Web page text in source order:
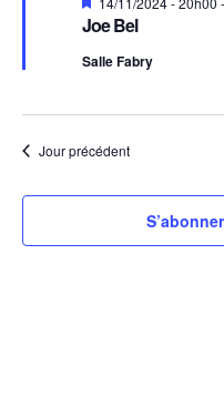
Joe Bel
en
avant
Salle Fabry
Jour précédent